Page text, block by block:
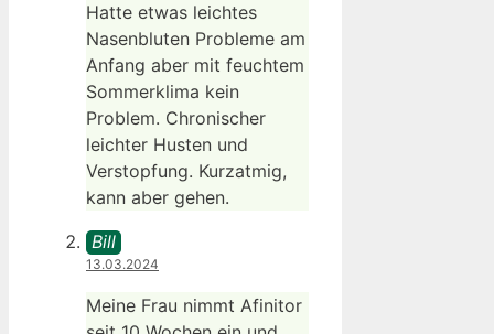
Hatte etwas leichtes
Nasenbluten Probleme am
Anfang aber mit feuchtem
Sommerklima kein
Problem. Chronischer
leichter Husten und
Verstopfung. Kurzatmig,
kann aber gehen.
Bill
13.03.2024
Meine Frau nimmt Afinitor